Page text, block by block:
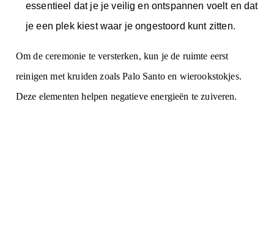
essentieel dat je je veilig en ontspannen voelt en dat
je een plek kiest waar je ongestoord kunt zitten.
Om de ceremonie te versterken, kun je de ruimte eerst
reinigen met kruiden zoalsPalo Santoen wierookstokjes.
Deze elementen helpen negatieve energieën te zuiveren.